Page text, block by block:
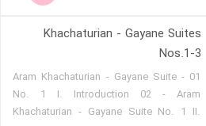
Khachaturian - Gayane Suites
Nos.1-3
01 - Aram Khachaturian - Gayane Suite
No. 1 I. Introduction 02 - Aram
Khachaturian - Gayane Suite No. 1 II.